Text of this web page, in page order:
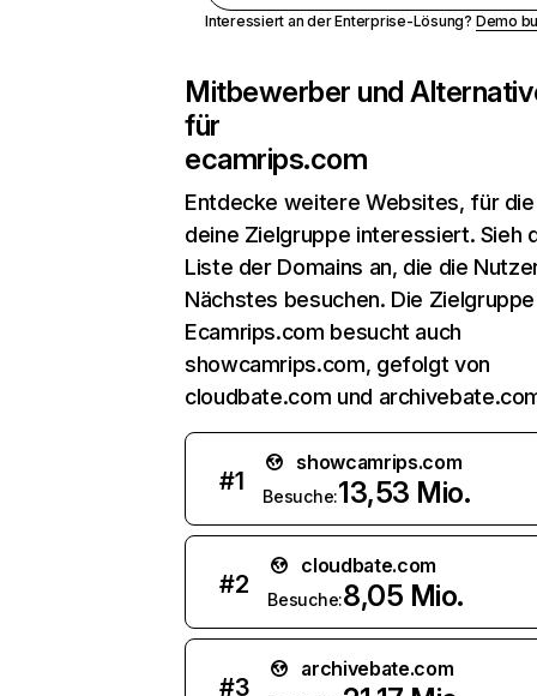
Interessiert an der Enterprise-Lösung? Demo
Mitbewerber und
für
ecamrips.com
Entdecke weitere Websites, für
deine Zielgruppe interessiert. Sieh
Liste der Domains an, die die
Nächstes besuchen. Die
Ecamrips.com besucht auch
showcamrips.com, gefolgt von
cloudbate.com und
#1
showcamrips.com
Besuche:13,53 Mio.
#2
cloudbate.com
Besuche:8,05 Mio.
#3
archivebate.com